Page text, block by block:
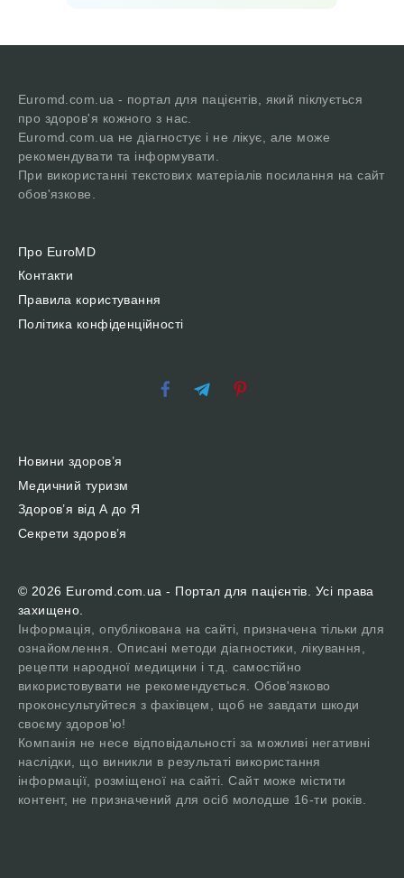
Euromd.com.ua - портал для пацієнтів, який піклується
про здоров'я кожного з нас.
Euromd.com.ua не діагностує і не лікує, але може
рекомендувати та інформувати.
При використанні текстових матеріалів посилання на сайт
обов'язкове.
Про EuroMD
Контакти
Правила користування
Політика конфіденційності
Новини здоров’я
Медичний туризм
Здоров’я від А до Я
Секрети здоров’я
© 2026 Euromd.com.ua - Портал для пацієнтів. Усі права
захищено.
Інформація, опублікована на сайті, призначена тільки для
ознайомлення. Описані методи діагностики, лікування,
рецепти народної медицини і т.д. самостійно
використовувати не рекомендується. Обов'язково
проконсультуйтеся з фахівцем, щоб не завдати шкоди
своєму здоров'ю!
Компанія не несе відповідальності за можливі негативні
наслідки, що виникли в результаті використання
інформації, розміщеної на сайті. Сайт може містити
контент, не призначений для осіб молодше 16-ти років.